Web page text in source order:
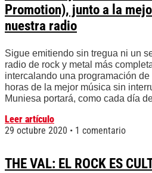
Promotion), junto a la
nuestra radio
Sigue emitiendo sin tregua ni un
radio de rock y metal más
intercalando una programación
horas de la mejor música sin
Muniesa portará, como cada día
Leer artículo
29 octubre 2020
1 comentario
THE VAL: EL ROCK ES